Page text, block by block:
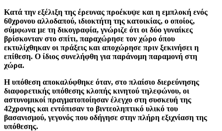
Κατά την εξέλιξη της έρευνας προέκυψε και η εμπλοκή ενός
60χρονου αλλοδαπού, ιδιοκτήτη της κατοικίας, ο οποίος,
σύμφωνα με τη δικογραφία, γνώριζε ότι οι δύο γυναίκες
βρίσκονταν στο σπίτι, παραχώρησε τον χώρο όπου
εκτυλίχθηκαν οι πράξεις και αποχώρησε πριν ξεκινήσει η
επίθεση. Ο ίδιος συνελήφθη για παράνομη παραμονή στη
χώρα.
Η υπόθεση αποκαλύφθηκε όταν, στο πλαίσιο διερεύνησης
διαφορετικής υπόθεσης κλοπής κινητού τηλεφώνου, οι
αστυνομικοί πραγματοποίησαν έλεγχο στη συσκευή της
42χρονης και εντόπισαν το βιντεοληπτικό υλικό του
βασανισμού, γεγονός που οδήγησε στην πλήρη εξιχνίαση της
υπόθεσης.